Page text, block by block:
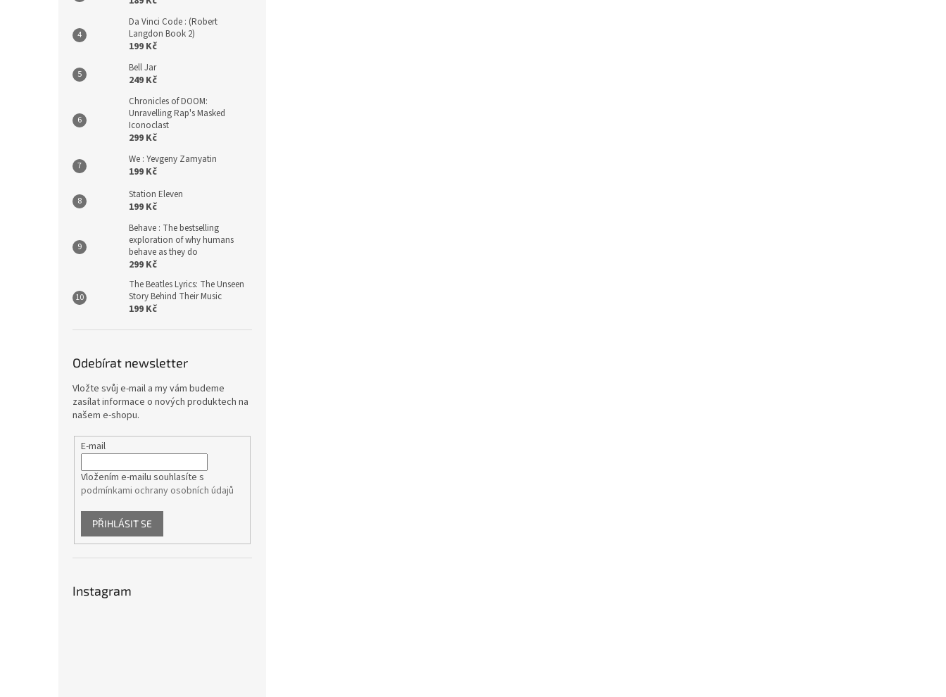
Da Vinci Code : (Robert
Langdon Book 2)
199 Kč
Bell Jar
249 Kč
Chronicles of DOOM:
Unravelling Rap's Masked
Iconoclast
299 Kč
We : Yevgeny Zamyatin
199 Kč
Station Eleven
199 Kč
Behave : The bestselling
exploration of why humans
behave as they do
299 Kč
The Beatles Lyrics: The Unseen
Story Behind Their Music
199 Kč
Odebírat newsletter
Vložte svůj e-mail a my vám budeme
zasílat informace o nových produktech na
našem e-shopu.
E-mail
Vložením e-mailu souhlasíte s
podmínkami ochrany osobních údajů
PŘIHLÁSIT SE
Instagram